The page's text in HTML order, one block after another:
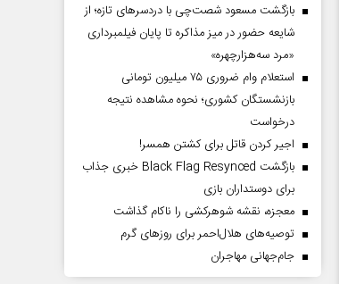
بازگشت مسعود شصت‌چی با دردسر‌های تازه؛ از
شایعه حضور در میز مذاکره تا پایان فیلمبرداری
«مرد سه‌هزارچهره»
استعلام وام ضروری ۷۵ میلیون تومانی
بازنشستگان کشوری؛ نحوه مشاهده نتیجه
درخواست
اجیر کردن قاتل برای کشتن همسر!
بازگشت Black Flag Resynced خبری جذاب
برای دوستداران بازی
معجزه، نقشه شوهرکشی را ناکام گذاشت
توصیه‌های هلال‌احمر برای روز‌های گرم
جام‌جهانی مهاجران